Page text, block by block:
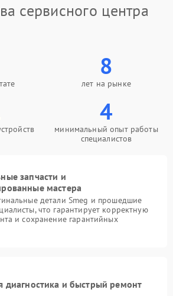
сервисного центра
8
лет на рынке
4
минимальный опыт работы
специалистов
запчасти и
мастера
детали Smeg и прошедшие
что гарантирует корректную
и сохранение гарантийных
диагностика и быстрый ремонт